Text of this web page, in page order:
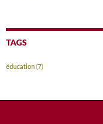
TAGS
éducation(7)